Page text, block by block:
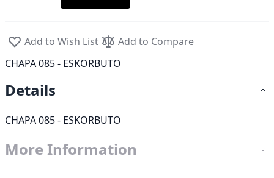
Add to Wish List
Add to Compare
CHAPA 085 - ESKORBUTO
Details
CHAPA 085 - ESKORBUTO
More Information